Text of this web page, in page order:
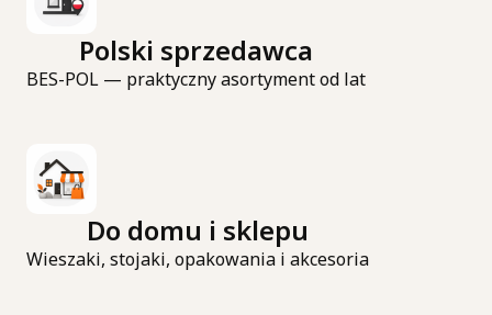
Polski sprzedawca
BES-POL — praktyczny asortyment od lat
Do domu i sklepu
Wieszaki, stojaki, opakowania i akcesoria